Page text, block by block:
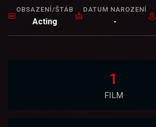
OBSAZENÍ/ŠTÁB
Acting
DATUM NAROZENÍ
-
1
FILM